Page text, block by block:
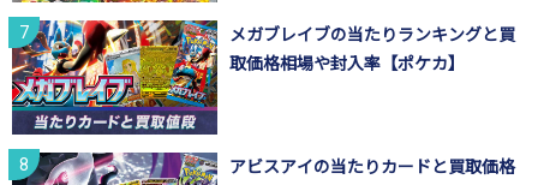
メガブレイブの当たりランキングと買
取価格相場や封入率【ポケカ】
アビスアイの当たりカードと買取価格